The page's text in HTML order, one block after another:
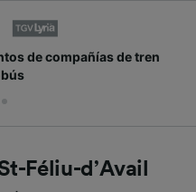
compañías de tren
Féliu-d’Avail